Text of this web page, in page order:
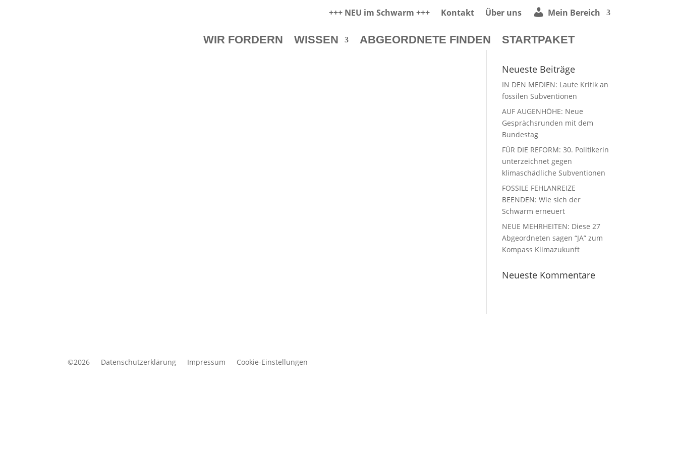
+++ NEU im Schwarm +++ Kontakt Über uns Mein Bereich
WIR FORDERN WISSEN ABGEORDNETE FINDEN STARTPAKET
Neueste Beiträge
IN DEN MEDIEN: Laute Kritik an
fossilen Subventionen
AUF AUGENHÖHE: Neue
Gesprächsrunden mit dem
Bundestag
FÜR DIE REFORM: 30. Politikerin
unterzeichnet gegen
klimaschädliche Subventionen
FOSSILE FEHLANREIZE
BEENDEN: Wie sich der
Schwarm erneuert
NEUE MEHRHEITEN: Diese 27
Abgeordneten sagen “JA” zum
Kompass Klimazukunft
Neueste Kommentare
©2026 Datenschutzerklärung Impressum Cookie-Einstellungen